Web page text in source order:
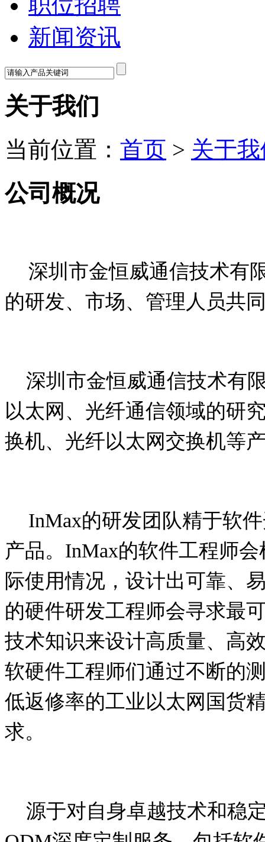
新闻资讯
关于我们
当前位置： 首页 > 关于
公司概况
深圳市金恒威通信技术有
的研发、市场、管理人员共
深圳市金恒威通信技术有
以太网、光纤通信领域的研
换机、光纤以太网交换机等
InMax的研发团队精于软
产品。 InMax的软件工程师
际使用情况，设计出可靠、
的硬件研发工程师会寻求最
技术知识来设计高质量、高
软硬件工程师们通过不断的
低返修率的工业以太网国货
求。
源于对自身卓越技术和稳